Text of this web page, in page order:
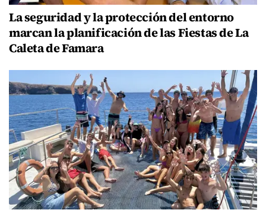
La seguridad y la protección del entorno
marcan la planificación de las Fiestas de La
Caleta de Famara